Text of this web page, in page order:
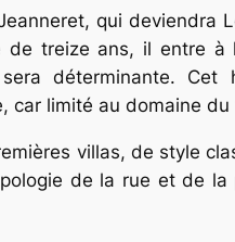
qui deviendra
de treize ans, il entre à
déterminante.
car limité au domaine du
villas, de style
de la rue et de